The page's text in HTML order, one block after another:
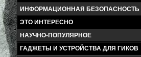
ИНФОРМАЦИОННАЯ БЕЗОПАСНОСТЬ
ЭТО ИНТЕРЕСНО
НАУЧНО-ПОПУЛЯРНОЕ
ГАДЖЕТЫ И УСТРОЙСТВА ДЛЯ ГИКОВ